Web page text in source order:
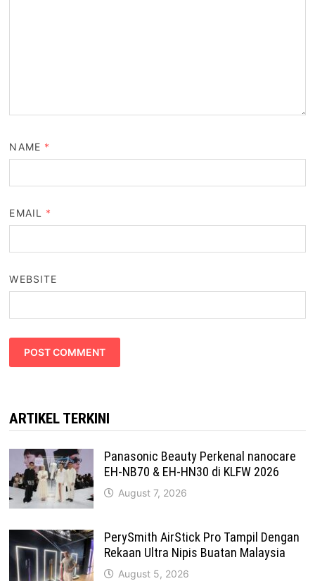
NAME *
EMAIL *
WEBSITE
ARTIKEL TERKINI
Panasonic Beauty Perkenal nanocare
EH-NB70 & EH-HN30 di KLFW 2026
August 7, 2026
PerySmith AirStick Pro Tampil Dengan
Rekaan Ultra Nipis Buatan Malaysia
August 5, 2026